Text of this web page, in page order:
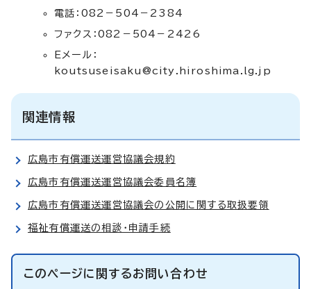
電話：082－504－2384
ファクス：082－504－2426
Eメール：
koutsuseisaku@city.hiroshima.lg.jp
関連情報
広島市有償運送運営協議会規約
広島市有償運送運営協議会委員名簿
広島市有償運送運営協議会の公開に関する取扱要領
福祉有償運送の相談・申請手続
このページに関するお問い合わせ